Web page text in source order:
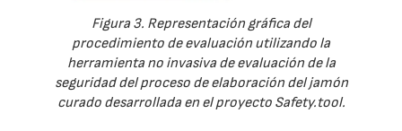
Figura 3. Representación gráfica del
procedimiento de evaluación utilizando la
herramienta no invasiva de evaluación de la
seguridad del proceso de elaboración del jamón
curado desarrollada en el proyecto Safety.tool.